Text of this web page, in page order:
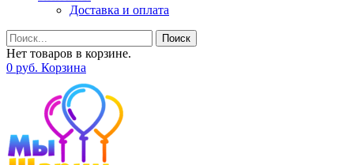
Доставка и оплата
Поиск
Нет товаров в корзине.
0 руб. Корзина